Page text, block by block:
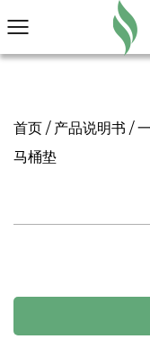
首页 / 产品说明书 /
马桶垫